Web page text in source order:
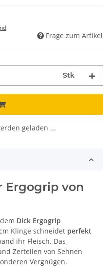
Frage zum Artikel
Stk
geladen ...
Ergogrip von
Dick Ergogrip
Klinge schneidet perfekt
ihr Fleisch. Das
Zerteilen von Sehnen
Vergnügen.